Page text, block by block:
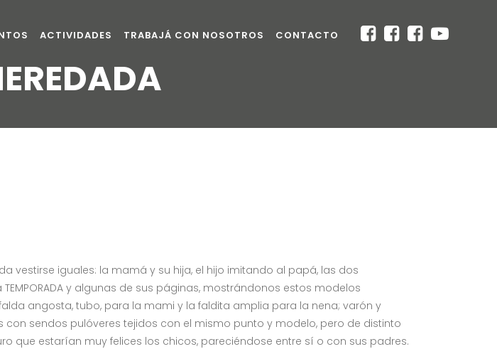
ACTIVIDADES TRABAJÁ CON NOSOTROS CONTACTO
vestirse iguales: la mamá y su hija, el hijo imitando al papá, las dos
y algunas de sus páginas, mostrándonos estos modelos
angosta, tubo, para la mami y la faldita amplia para la nena; varón y
sendos pulóveres tejidos con el mismo punto y modelo, pero de distinto
que estarían muy felices los chicos, pareciéndose entre sí o con sus padres.